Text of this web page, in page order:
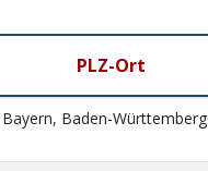
PLZ-Ort
Bayern, Baden-Württemberg